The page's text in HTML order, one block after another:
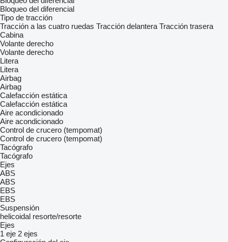
Bloqueo del diferencial
Tipo de tracción
Tracción a las cuatro ruedas Tracción delantera Tracción trasera
Cabina
Volante derecho
Volante derecho
Litera
Litera
Airbag
Airbag
Calefacción estática
Calefacción estática
Aire acondicionado
Aire acondicionado
Control de crucero (tempomat)
Control de crucero (tempomat)
Tacógrafo
Tacógrafo
Ejes
ABS
ABS
EBS
EBS
Suspensión
helicoidal resorte/resorte
Ejes
1 eje 2 ejes